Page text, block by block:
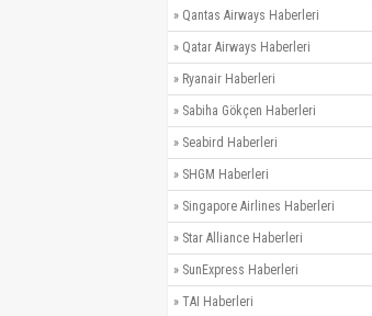
» Qantas Airways Haberleri
» Qatar Airways Haberleri
» Ryanair Haberleri
» Sabiha Gökçen Haberleri
» Seabird Haberleri
» SHGM Haberleri
» Singapore Airlines Haberleri
» Star Alliance Haberleri
» SunExpress Haberleri
» TAI Haberleri